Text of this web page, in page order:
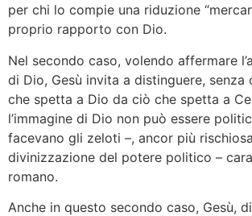
per chi lo compie una riduzione
proprio rapporto con Dio.
Nel secondo caso, volendo affermare
di Dio, Gesù invita a distinguere, senza
che spetta a Dio da ciò che spetta a
l’immagine di Dio non può essere
facevano gli zeloti –, ancor più
divinizzazione del potere politico –
romano.
Anche in questo secondo caso, Gesù,